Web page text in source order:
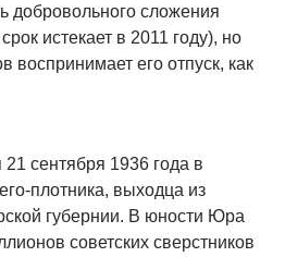
добровольного сложения
истекает в 2011 году), но
воспринимает его отпуск, как
сентября 1936 года в
плотника, выходца из
губернии. В юности Юра
советских сверстников